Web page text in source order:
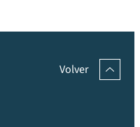
Volver